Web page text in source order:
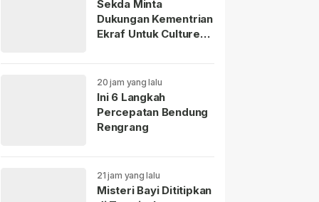
Sekda Minta
Dukungan Kementrian
Ekraf Untuk Culture
20 jam yang lalu
Ini 6 Langkah
Percepatan Bendung
Rengrang
21 jam yang lalu
Misteri Bayi Dititipkan